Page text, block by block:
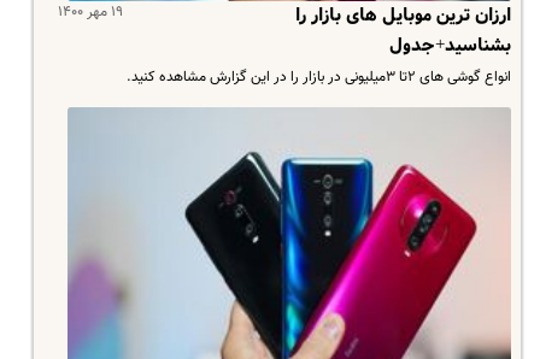
۱۹ مهر ۱۴۰۰
ارزان ترین موبایل های بازار را
بشناسید+جدول
انواع گوشی های ۲تا ۳میلیونی در بازار را در این گزارش مشاهده کنید.